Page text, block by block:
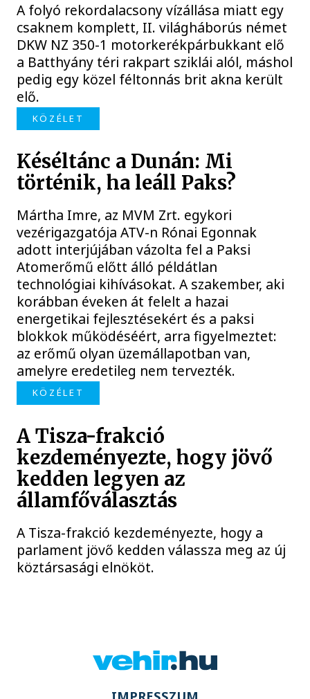
A folyó rekordalacsony vízállása miatt egy
csaknem komplett, II. világháborús német
DKW NZ 350-1 motorkerékpárbukkant elő
a Batthyány téri rakpart sziklái alól, máshol
pedig egy közel féltonnás brit akna került
elő.
KÖZÉLET
Késéltánc a Dunán: Mi
történik, ha leáll Paks?
Mártha Imre, az MVM Zrt. egykori
vezérigazgatója ATV-n Rónai Egonnak
adott interjújában vázolta fel a Paksi
Atomerőmű előtt álló példátlan
technológiai kihívásokat. A szakember, aki
korábban éveken át felelt a hazai
energetikai fejlesztésekért és a paksi
blokkok működéséért, arra figyelmeztet:
az erőmű olyan üzemállapotban van,
amelyre eredetileg nem tervezték.
KÖZÉLET
A Tisza-frakció
kezdeményezte, hogy jövő
kedden legyen az
államfőválasztás
A Tisza-frakció kezdeményezte, hogy a
parlament jövő kedden válassza meg az új
köztársasági elnököt.